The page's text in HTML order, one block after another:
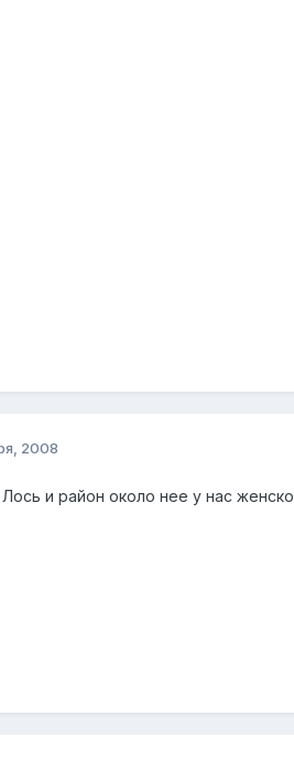
2008
и район около нее у нас